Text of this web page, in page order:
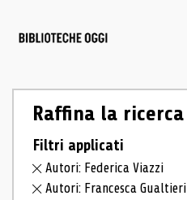
Raffina la ricerca
Filtri applicati
Autori: Federica Viazzi
Autori: Francesca Gualtieri